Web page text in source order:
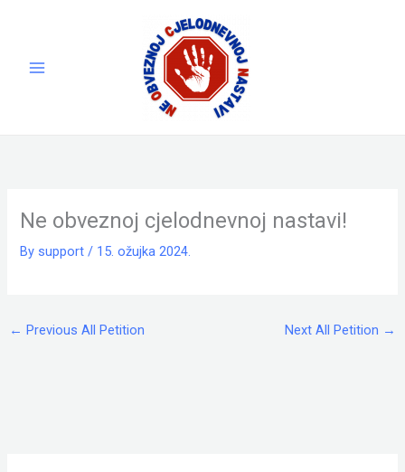
Ne obveznoj cjelodnevnoj nastavi!
By support/ 15. ožujka 2024.
← Previous All Petition Next All Petition →